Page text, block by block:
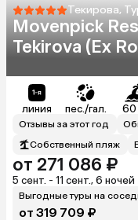
Текирова,
Movenpick
Tekirova (Ex
линия пес./гал. 60
Отзывы за этот год
Собственный пляж
от 271 086 ₽
5 сент. - 11 сент., 6 ночей
Выгодные туры на
от 319 709 ₽